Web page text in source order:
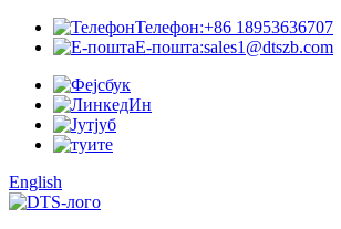
Телефон:+86 18953636707
Е-пошта:sales1@dtszb.com
English